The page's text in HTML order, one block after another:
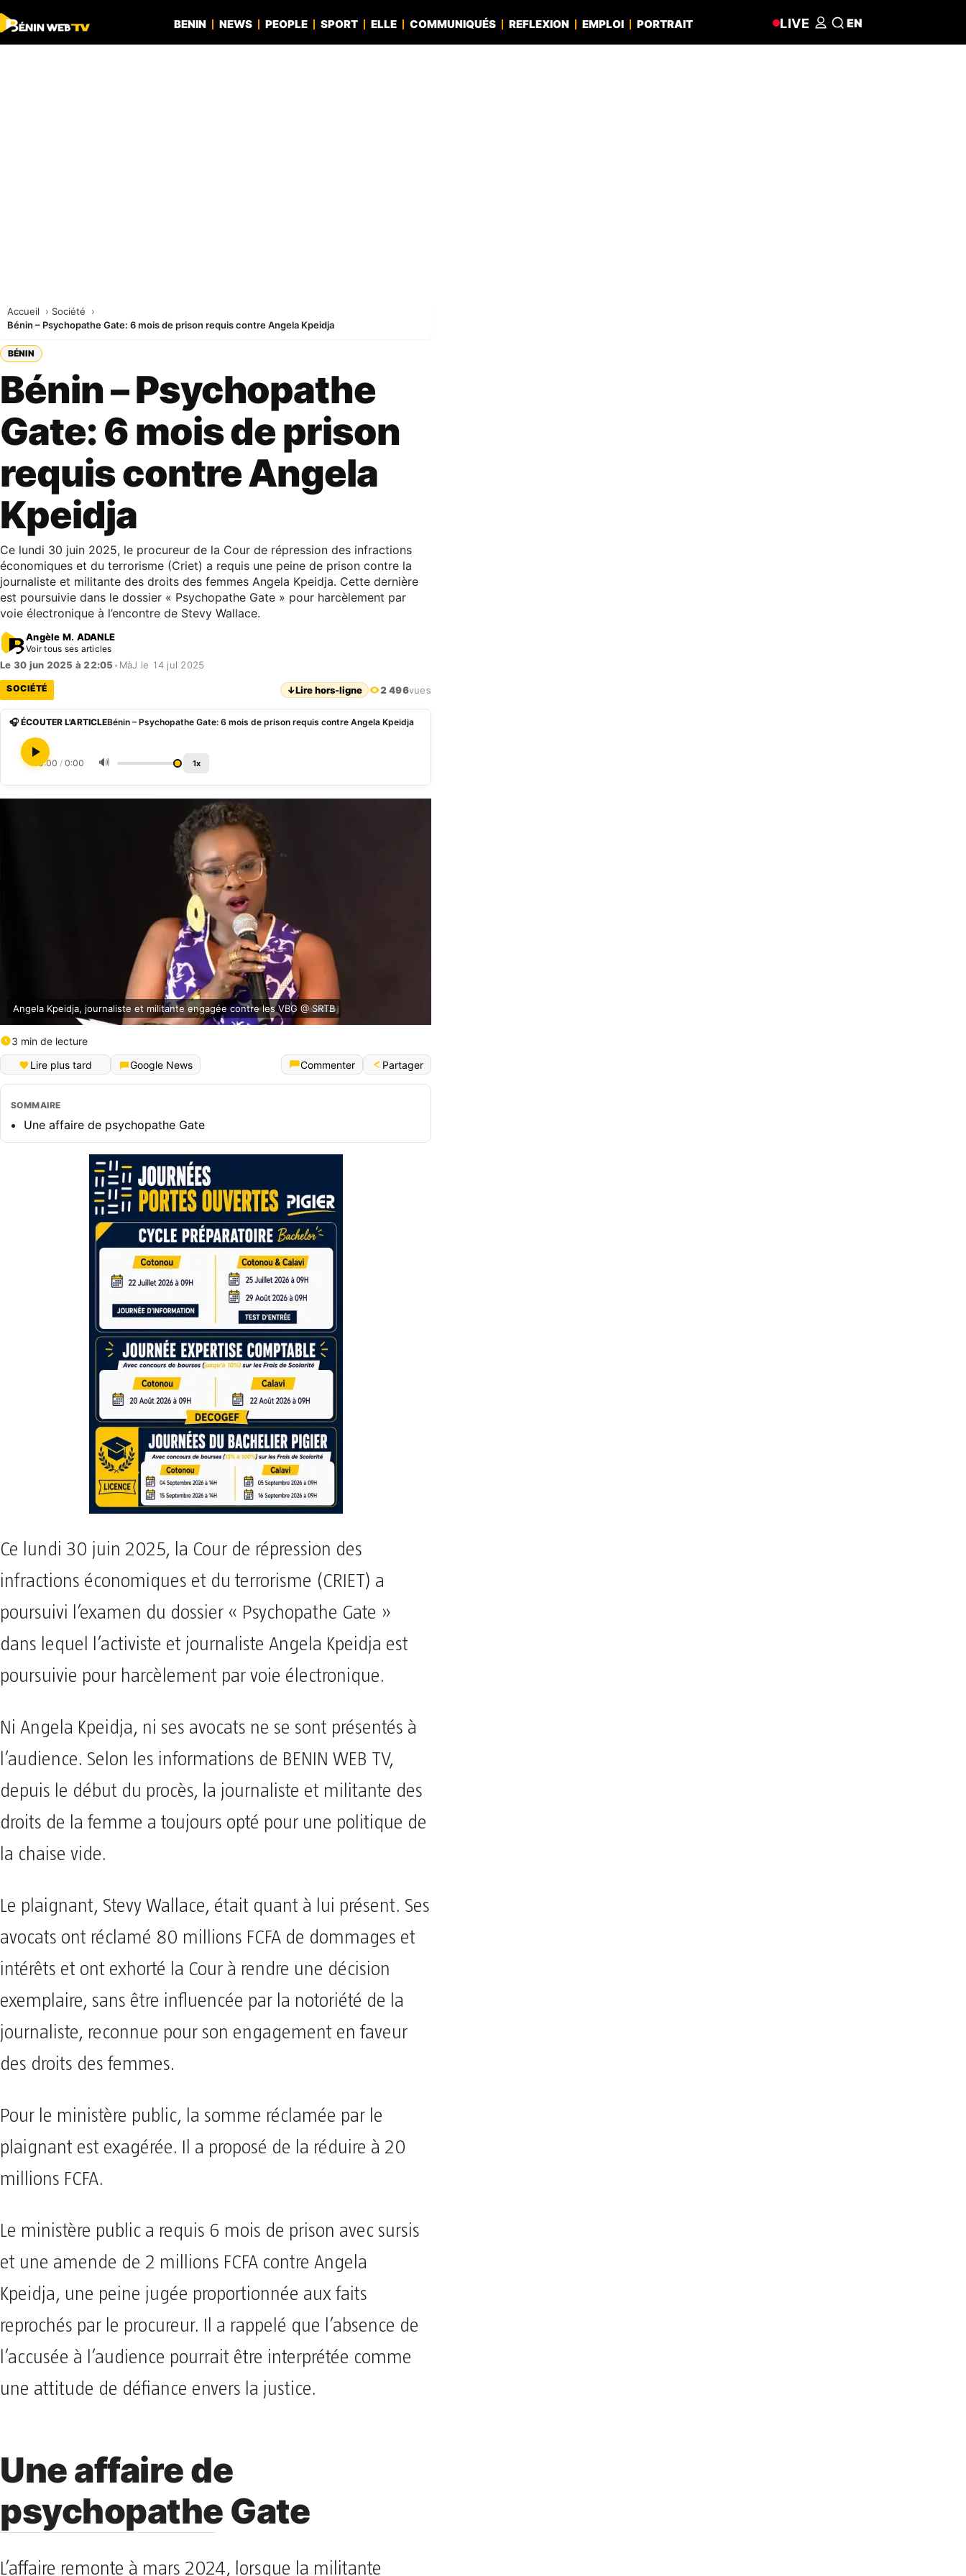
BENIN NEWS PEOPLE SPORT ELLE COMMUNIQUÉS REFLEXION EMPLOI PORTRAIT LIVE EN
Accueil
Société
Bénin – Psychopathe Gate: 6 mois de prison requis contre Angela Kpeidja
BÉNIN
Bénin – Psychopathe
Gate: 6 mois de prison
requis contre Angela
Kpeidja
Ce lundi 30 juin 2025, le procureur de la Cour de répression des infractions
économiques et du terrorisme (Criet) a requis une peine de prison contre la
journaliste et militante des droits des femmes Angela Kpeidja. Cette dernière
est poursuivie dans le dossier « Psychopathe Gate » pour harcèlement par
voie électronique à l’encontre de Stevy Wallace.
Angèle M. ADANLE
Voir tous ses articles
Le 30 jun 2025 à 22:05 • MàJ le 14 jul 2025
SOCIÉTÉ ↓Lire hors-ligne 2 496vues
🎧 ÉCOUTER L'ARTICLEBénin – Psychopathe Gate: 6 mois de prison requis contre Angela Kpeidja
0:00 / 0:00 🔊 1x
Angela Kpeidja, journaliste et militante engagée contre les VBG @ SRTB
3 min de lecture
Lire plus tard
Google News Commenter Partager
SOMMAIRE
Une affaire de psychopathe Gate
Ce lundi 30 juin 2025, la Cour de répression des
infractions économiques et du terrorisme (CRIET) a
poursuivi l’examen du dossier « Psychopathe Gate »
dans lequel l’activiste et journaliste Angela Kpeidja est
poursuivie pour harcèlement par voie électronique.
Ni Angela Kpeidja, ni ses avocats ne se sont présentés à
l’audience. Selon les informations de BENIN WEB TV,
depuis le début du procès, la journaliste et militante des
droits de la femme a toujours opté pour une politique de
la chaise vide.
Le plaignant, Stevy Wallace, était quant à lui présent. Ses
avocats ont réclamé 80 millions FCFA de dommages et
intérêts et ont exhorté la Cour à rendre une décision
exemplaire, sans être influencée par la notoriété de la
journaliste, reconnue pour son engagement en faveur
des droits des femmes.
Pour le ministère public, la somme réclamée par le
plaignant est exagérée. Il a proposé de la réduire à 20
millions FCFA.
Le ministère public a requis 6 mois de prison avec sursis
et une amende de 2 millions FCFA contre Angela
Kpeidja, une peine jugée proportionnée aux faits
reprochés par le procureur. Il a rappelé que l’absence de
l’accusée à l’audience pourrait être interprétée comme
une attitude de défiance envers la justice.
Une affaire de
psychopathe Gate
L’affaire remonte à mars 2024, lorsque la militante